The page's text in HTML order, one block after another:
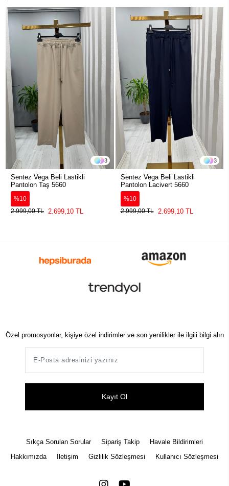
3
Sentez Vega Beli Lastikli
Pantolon Taş 5660
%10
2.999,00 TL
2.699,10 TL
3
Sentez Vega Beli Lastikli
Pantolon Lacivert 5660
%10
2.999,00 TL
2.699,10 TL
Özel promosyonlar, kişiye özel indirimler ve son yenilikler ile ilgili bilgi alın
Kayıt Ol
Sıkça Sorulan Sorular Sipariş Takip
Havale Bildirimleri
Hakkımızda
İletişim Gizlilik Sözleşmesi Kullanıcı Sözleşmesi